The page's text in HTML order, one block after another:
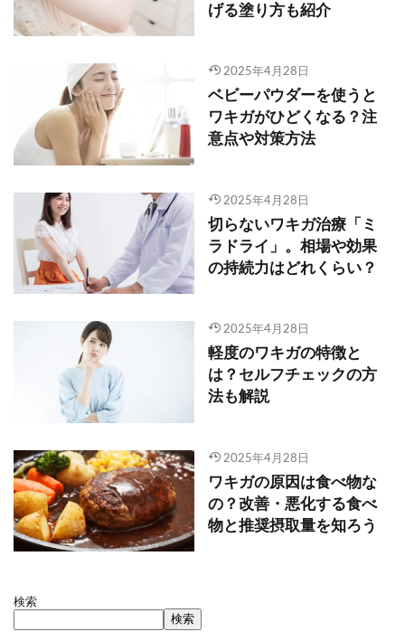
げる塗り方も紹介
2025年4月28日
ベビーパウダーを使うと
ワキガがひどくなる？注
意点や対策方法
2025年4月28日
切らないワキガ治療「ミ
ラドライ」。相場や効果
の持続力はどれくらい？
2025年4月28日
軽度のワキガの特徴と
は？セルフチェックの方
法も解説
2025年4月28日
ワキガの原因は食べ物な
の？改善・悪化する食べ
物と推奨摂取量を知ろう
検索
検索